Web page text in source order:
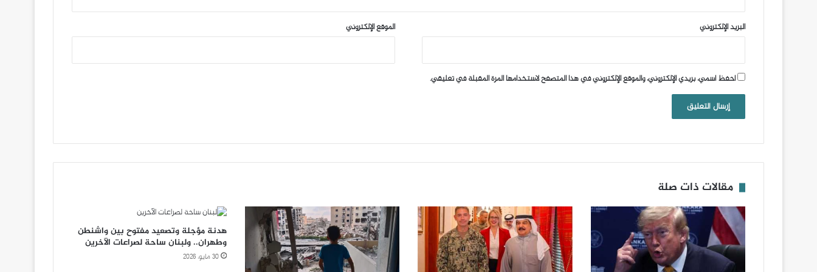
البريد الإلكتروني الموقع الإلكتروني
احفظ اسمي، بريدي الإلكتروني، والموقع الإلكتروني في هذا المتصفح لاستخدامها المرة المقبلة في تعليقي.
مقالات ذات صلة
هدنة مؤجلة وتصعيد مفتوح بين واشنطن
وطهران.. ولبنان ساحة لصراعات الآخرين
30 مايو، 2026